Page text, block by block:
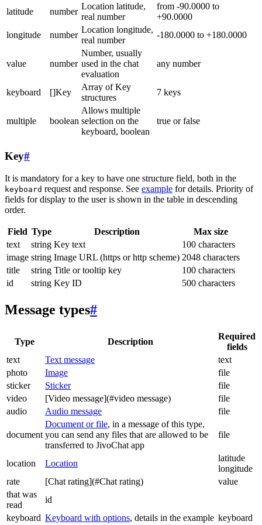
latitude
number
Location latitude,
real number
from -90.0000 to
+90.0000
longitude
number
Location longitude,
real number
-180.0000 to +180.0000
value number
Number, usually
used in the chat
evaluation
any number
keyboard []Key
Array of Key
structures
7 keys
multiple boolean
Allows multiple
selection on the
keyboard, boolean
true or false
Key#
It is mandatory for a key to have one structure field, both in the
keyboard request and response. See example for details. Priority of
fields for display to the user is shown in the table in descending
order.
Field Type Description
Max size
text
string Key text
100 characters
image string Image URL (https or http scheme) 2048 characters
title
string Title or tooltip key
100 characters
id
string Key ID 500 characters
Message types#
Type Description
Required
fields
text
Text message
text
photo
Image
file
sticker
Sticker
file
video
[Video message](#video message)
file
audio
Audio message file
document
Document or file, in a message of this type,
you can send any files that are allowed to be
transferred to JivoChat app
file
location Location
latitude
longitude
rate
[Chat rating](#Chat rating)
value
that was
read
id
keyboard Keyboard with options, details in the example keyboard